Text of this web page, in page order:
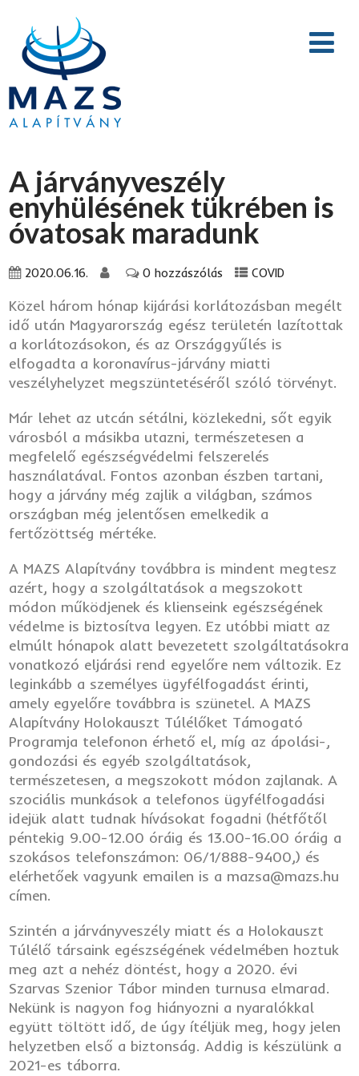
A járványveszély
enyhülésének tükrében is
óvatosak maradunk
2020.06.16. 0 hozzászólás COVID
Közel három hónap kijárási korlátozásban megélt
idő után Magyarország egész területén lazítottak
a korlátozásokon, és az Országgyűlés is
elfogadta a koronavírus-járvány miatti
veszélyhelyzet megszüntetéséről szóló törvényt.
Már lehet az utcán sétálni, közlekedni, sőt egyik
városból a másikba utazni, természetesen a
megfelelő egészségvédelmi felszerelés
használatával. Fontos azonban észben tartani,
hogy a járvány még zajlik a világban, számos
országban még jelentősen emelkedik a
fertőzöttség mértéke.
A MAZS Alapítvány továbbra is mindent megtesz
azért, hogy a szolgáltatások a megszokott
módon működjenek és klienseink egészségének
védelme is biztosítva legyen. Ez utóbbi miatt az
elmúlt hónapok alatt bevezetett szolgáltatásokra
vonatkozó eljárási rend egyelőre nem változik. Ez
leginkább a személyes ügyfélfogadást érinti,
amely egyelőre továbbra is szünetel. A MAZS
Alapítvány Holokauszt Túlélőket Támogató
Programja telefonon érhető el, míg az ápolási-,
gondozási és egyéb szolgáltatások,
természetesen, a megszokott módon zajlanak. A
szociális munkások a telefonos ügyfélfogadási
idejük alatt tudnak hívásokat fogadni (hétfőtől
péntekig 9.00-12.00 óráig és 13.00-16.00 óráig a
szokásos telefonszámon: 06/1/888-9400,) és
elérhetőek vagyunk emailen is a mazsa@mazs.hu
címen.
Szintén a járványveszély miatt és a Holokauszt
Túlélő társaink egészségének védelmében hoztuk
meg azt a nehéz döntést, hogy a 2020. évi
Szarvas Szenior Tábor minden turnusa elmarad.
Nekünk is nagyon fog hiányozni a nyaralókkal
együtt töltött idő, de úgy ítéljük meg, hogy jelen
helyzetben első a biztonság. Addig is készülünk a
2021-es táborra.